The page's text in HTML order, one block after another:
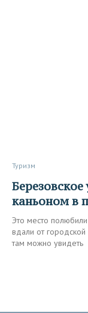
Туризм
Березовское ущелье: прогулка над
каньоном в
Это место
вдали от городской
там можно увидеть